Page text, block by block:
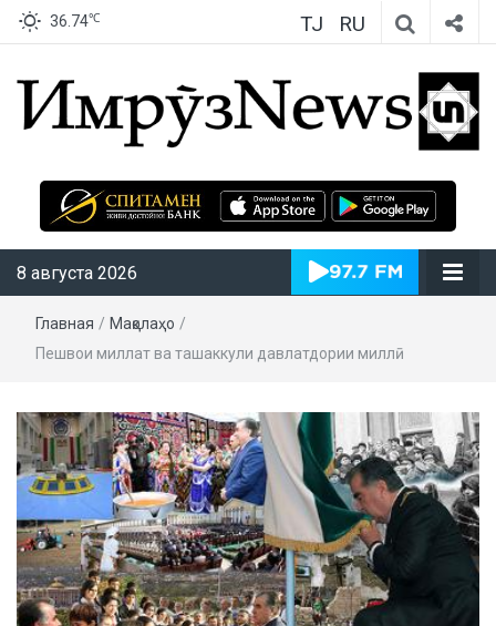
36.74℃ TJ RU
ИмрӯзNews
8 августа 2026
Главная / Мақолаҳо /
Пешвои миллат ва ташаккули давлатдории миллӣ